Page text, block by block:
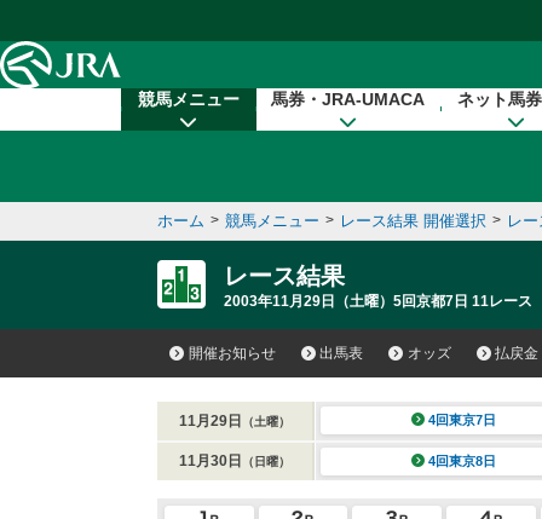
競馬メニュー 馬券・JRA-UMACA ネット馬
ホーム > 競馬メニュー > レース結果 開催選択 > レ
レース結果
2003年11月29日（土曜）5回京都7日 11レース
開催お知らせ 出馬表 オッズ 払戻金
11月29日 （土曜） 4回東京7日
11月30日 （日曜） 4回東京8日